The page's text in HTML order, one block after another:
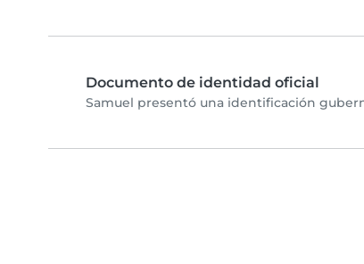
Documento de identidad oficial
Samuel presentó una identificación